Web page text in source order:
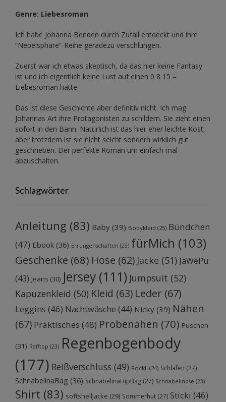
Genre: Liebesroman
Ich habe Johanna Benden durch Zufall entdeckt und ihre
“Nebelsphäre”-Reihe geradezu verschlungen.
Zuerst war ich etwas skeptisch, da das hier keine Fantasy
ist und ich eigentlich keine Lust auf einen 0 8 15 –
Liebesroman hatte.
Das ist diese Geschichte aber definitiv nicht. Ich mag
Johannas Art ihre Protagonisten zu schildern. Sie zieht einen
sofort in den Bann. Natürlich ist das hier eher leichte Kost,
aber trotzdem ist sie nicht seicht sondern wirklich gut
geschrieben. Der perfekte Roman um einfach mal
abzuschalten.
Schlagwörter
Anleitung (83) Baby (39) Bodykleid (25) Bündchen
(47) Ebook (36) Errungenschaften (23) fürMich (103)
Geschenke (68) Hose (62) Jacke (51) JaWePu
(43) Jeans (30) Jersey (111) Jumpsuit (52)
Kapuzenkleid (50) Kleid (63) Leder (67)
Leggins (46) Nachtwäsche (44) Nicky (39) Nähen
(67) Praktisches (48) Probenähen (70) Puschen
(31) Rafftop (23) Regenbogenbody
(177) Reißverschluss (49) Röckli (24) Schlafen (27)
SchnabelinaBag (36) SchnabelinaHipBag (27) Schnabelinose (23)
Shirt (83) softshelljacke (29) Sommerhut (27) Sticki (46)